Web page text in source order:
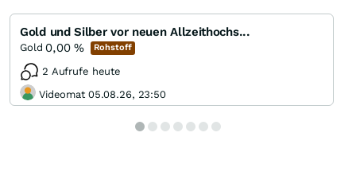
Gold und Silber vor neuen Allzeithochs...
Gold 0,00 % Rohstoff
2 Aufrufe heute
Videomat 05.08.26, 23:50